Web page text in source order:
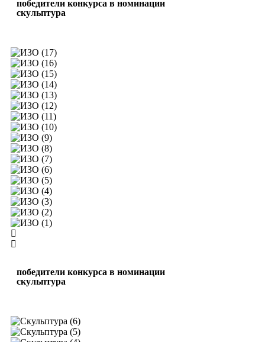
победители конкурса в номинации
скульптура
победители конкурса в номинации
скульптура